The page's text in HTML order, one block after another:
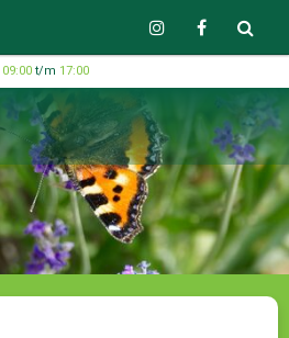
09:00 t/m 17:00